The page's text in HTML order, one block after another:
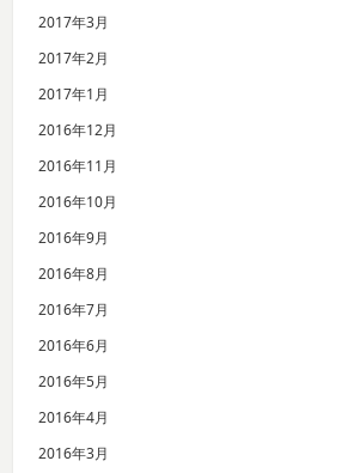
2017年3月
2017年2月
2017年1月
2016年12月
2016年11月
2016年10月
2016年9月
2016年8月
2016年7月
2016年6月
2016年5月
2016年4月
2016年3月